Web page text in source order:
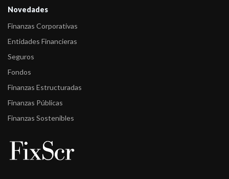
Novedades
Finanzas Corporativas
Entidades Financieras
Seguros
Fondos
Finanzas Estructuradas
Finanzas Públicas
Finanzas Sostenibles